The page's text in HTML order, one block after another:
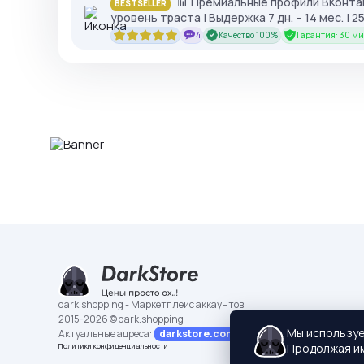
BESTSELLER
уровень траста | Выдержка 7 дн. – 14 мес. |
4 Качество 100% Гарантия: 30
dark.shopping - Маркетплейс аккаунтов
2015-2026 © dark.shopping
Актуальные адреса:
darkstore.contact
Политики конфиденциальности
Мы
Продолжая